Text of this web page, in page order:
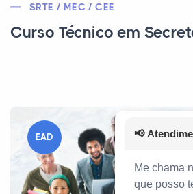
SRTE / MEC / CEE
Curso Técnico em
EAD 📢
Me chama
que posso